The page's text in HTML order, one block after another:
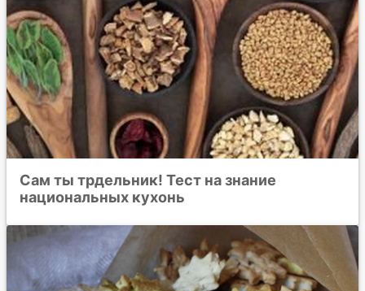
Сам ты трдельник! Тест на знание
национальных кухонь